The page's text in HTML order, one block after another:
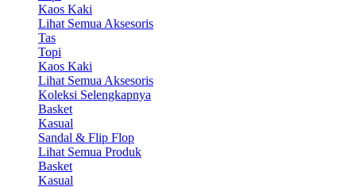
Kaos Kaki
Lihat Semua Aksesoris
Tas
Topi
Kaos Kaki
Lihat Semua Aksesoris
Koleksi Selengkapnya
Basket
Kasual
Sandal & Flip Flop
Lihat Semua Produk
Basket
Kasual